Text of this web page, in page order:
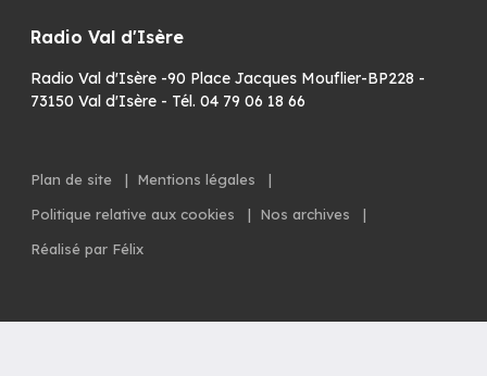
Radio Val d'Isère
Radio Val d'Isère -90 Place Jacques Mouflier-BP228 -
73150 Val d'Isère - Tél. 04 79 06 18 66
Plan de site | Mentions légales
|
Politique relative aux cookies
| Nos archives
|
Réalisé par Félix